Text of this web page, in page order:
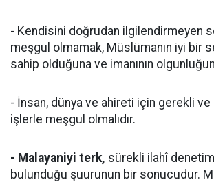
- Kendisini doğrudan ilgilendirmeyen
meşgul olmamak, Müslümanın iyi bir
sahip olduğuna ve imanının
- İnsan, dünya ve ahireti için gerekli
işlerle meşgul olmalıdır.
- Malayaniyi terk, sürekli ilahî
bulunduğu şuurunun bir sonucudur.